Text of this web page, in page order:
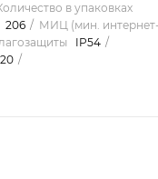
в упаковках
206
МИЦ (мин. интернет-
IP54